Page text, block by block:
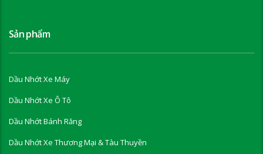
Sản phẩm
Dầu Nhớt Xe Máy
Dầu Nhớt Xe Ô Tô
Dầu Nhớt Bánh Răng
Dầu Nhớt Xe Thương Mại & Tàu Thuyền